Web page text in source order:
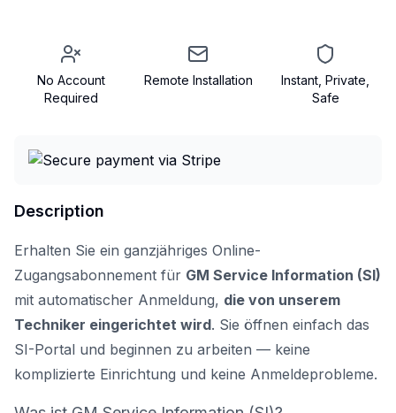
No Account
Required
Remote Installation
Instant, Private,
Safe
Description
Erhalten Sie ein ganzjähriges Online-
Zugangsabonnement für GM Service Information (SI)
mit automatischer Anmeldung, die von unserem
Techniker eingerichtet wird. Sie öffnen einfach das
SI-Portal und beginnen zu arbeiten — keine
komplizierte Einrichtung und keine Anmeldeprobleme.